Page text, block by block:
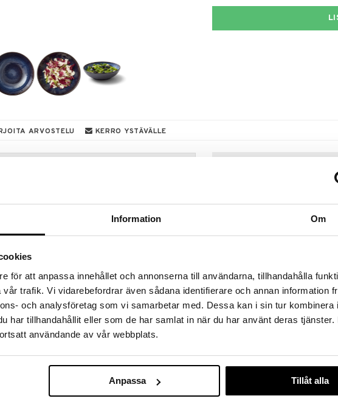
Information Om
för att anpassa innehållet och annonserna till användarna, tillhandahålla
trafik. Vi vidarebefordrar även sådana identifierare och annan information
och analysföretag som vi samarbetar med. Dessa kan i sin tur kombinera
har tillhandahållit eller som de har samlat in när du har använt deras tjänster.
användande av vår webbplats.
Anpassa Tillåt alla
ARVOSTELU KERRO YSTÄVÄLLE
hinnoilla!
31.8.2026 asti mutta ole nopea -
voivat päästä loppumaan!
kivikeramiikka, siinä on sisäpuolella kiiltävä lasitus
reaktiiviseen lasitukseen. Kulho sopii hienosti
Kestää astianpesukoneen,
220 asteeseen saakka. Halkaisija 24 cm, korkeus
Eva Kulho 24cm
BJØRN WIINBLAD
kampanja
-15%